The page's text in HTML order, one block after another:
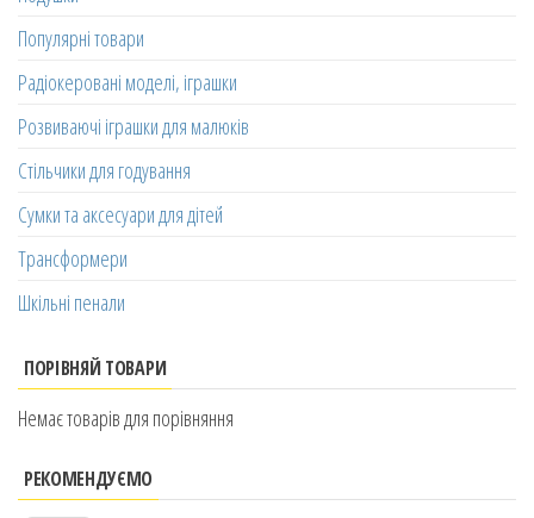
Популярні товари
Радіокеровані моделі, іграшки
Розвиваючі іграшки для малюків
Стільчики для годування
Сумки та аксесуари для дітей
Трансформери
Шкільні пенали
ПОРІВНЯЙ ТОВАРИ
Немає товарів для порівняння
РЕКОМЕНДУЄМО